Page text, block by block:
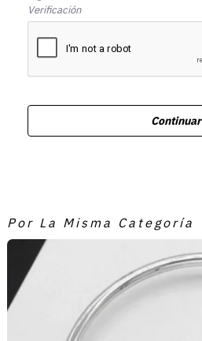
Verificación
Continuar
Por La Misma Categoría